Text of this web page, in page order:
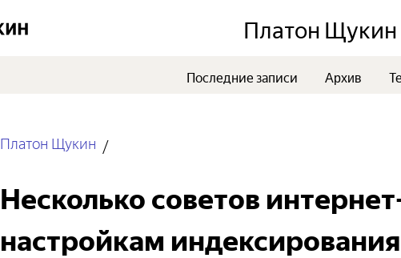
Платон Щукин
Последние записи Архив
Платон Щукин
Несколько советов
настройкам индексирования